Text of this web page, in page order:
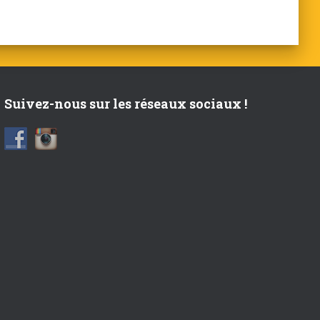
Suivez-nous sur les réseaux sociaux !